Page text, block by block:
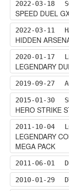
2022-03-18
SPEED DUEL
2022-03-11
HIDDEN
2020-01-17
LEGENDARY
2019-09-27
2015-01-30
HERO STRIKE
2011-10-04
LEGENDARY
MEGA PACK
2011-06-01
2010-01-29